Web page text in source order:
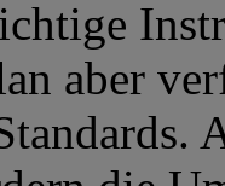
aber